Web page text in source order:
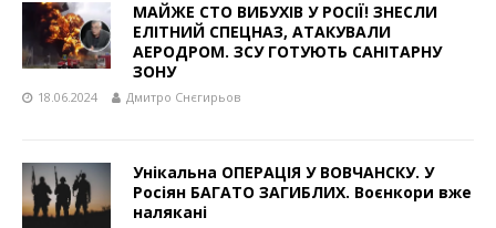
МАЙЖЕ СТО ВИБУХІВ У РОСІЇ! ЗНЕСЛИ
ЕЛІТНИЙ СПЕЦНАЗ, АТАКУВАЛИ
АЕРОДРОМ. ЗСУ ГОТУЮТЬ САНІТАРНУ
ЗОНУ
18.06.2024 Дмитро Снєгирьов
Унікальна ОПЕРАЦІЯ У ВОВЧАНСКУ. У
Росіян БАГАТО ЗАГИБЛИХ. Воєнкори вже
налякані